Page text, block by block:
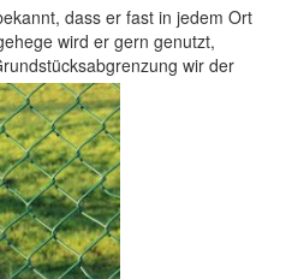
dass er fast in jedem Ort
wird er gern genutzt,
wir der